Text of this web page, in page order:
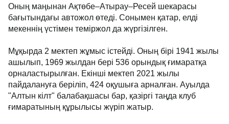
Оның маңынан Ақтөбе–Атырау–Ресей шекарасы
бағытындағы автожол өтеді. Сонымен қатар, елді
мекеннің үстімен теміржол да жүргізілген.
Мұқырда 2 мектеп жұмыс істейді. Оның бірі 1941 жылы
ашылып, 1969 жылдан бері 536 орындық ғимаратқа
орналастырылған. Екінші мектеп 2021 жылы
пайдалануға беріліп, 424 оқушыға арналған. Ауылда
"Алтын кілт" балабақшасы бар, қазіргі таңда клуб
ғимаратының құрылысы жүріп жатыр.